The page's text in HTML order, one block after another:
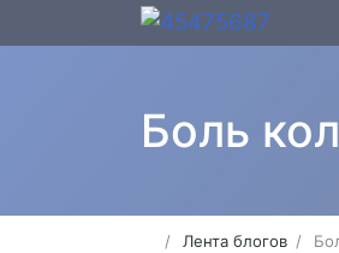
Боль
Лента блогов